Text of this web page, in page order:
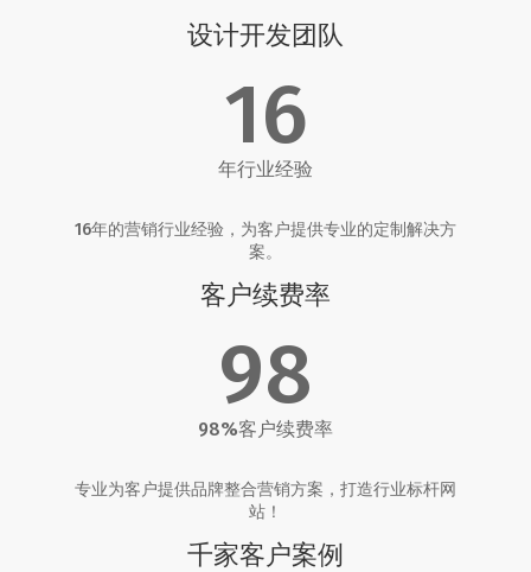
设计开发团队
16
年行业经验
16年的营销行业经验，为客户提供专业的定制解决方
案。
客户续费率
98
98%客户续费率
专业为客户提供品牌整合营销方案，打造行业标杆网
站！
千家客户案例